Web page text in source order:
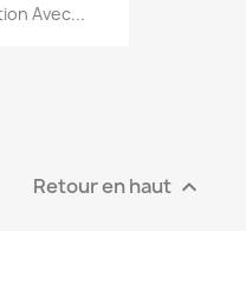
Avec...
Retour en haut 